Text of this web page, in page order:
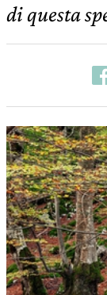
di questa